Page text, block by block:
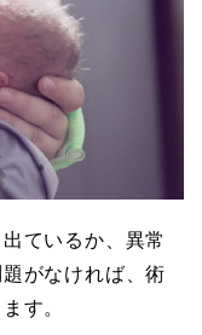
ているか、異常
がなければ、術
す。